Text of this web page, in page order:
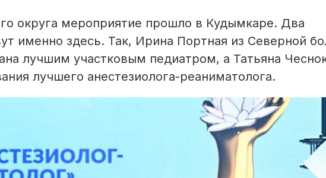
округа мероприятие прошло в Кудымкаре. Два
именно здесь. Так, Ирина Портная из Северной
лучшим участковым педиатром, а Татьяна
лучшего анестезиолога-реаниматолога.